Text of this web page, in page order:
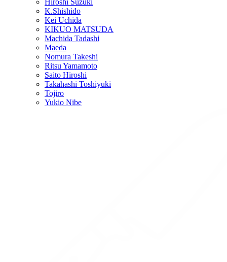
K.Shishido
Kei Uchida
KIKUO MATSUDA
Machida Tadashi
Maeda
Nomura Takeshi
Ritsu Yamamoto
Saito Hiroshi
Takahashi Toshiyuki
Tojiro
Yukio Nibe